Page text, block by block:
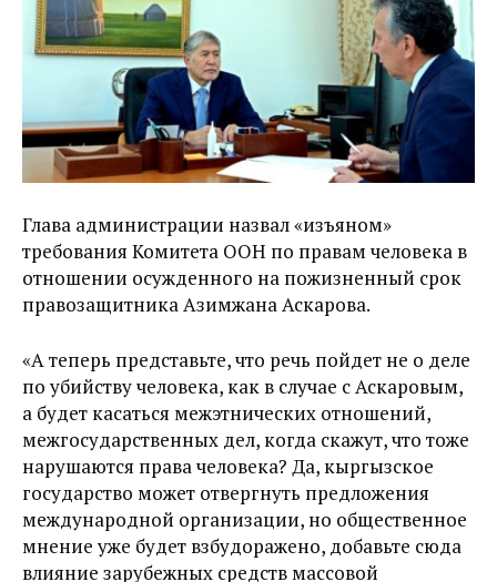
Глава администрации назвал «изъяном»
требования Комитета ООН по правам человека в
отношении осужденного на пожизненный срок
правозащитника Азимжана Аскарова.
«А теперь представьте, что речь пойдет не о деле
по убийству человека, как в случае с Аскаровым,
а будет касаться межэтнических отношений,
межгосударственных дел, когда скажут, что тоже
нарушаются права человека? Да, кыргызское
государство может отвергнуть предложения
международной организации, но общественное
мнение уже будет взбудоражено, добавьте сюда
влияние зарубежных средств массовой